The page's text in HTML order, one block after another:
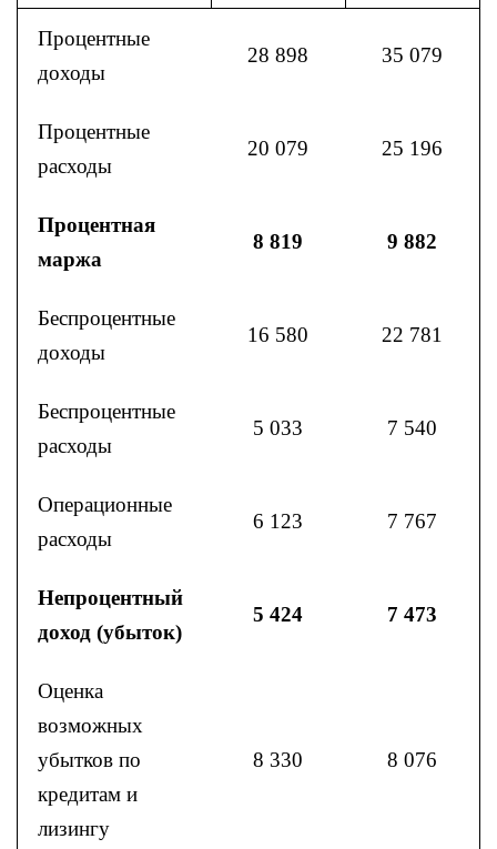
Процентные
доходы
28 898 35 079
Процентные
расходы
20 079 25 196
Процентная
маржа
8 819 9 882
Беспроцентные
доходы
16 580 22 781
Беспроцентные
расходы
5 033 7 540
Операционные
расходы
6 123 7 767
Непроцентный
доход (убыток)
5 424 7 473
Оценка
возможных
убытков по
кредитам и
лизингу
8 330 8 076